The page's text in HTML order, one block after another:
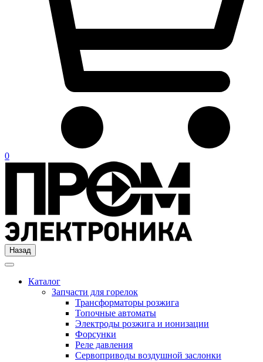
0
Назад
Каталог
Запчасти для горелок
Трансформаторы розжига
Топочные автоматы
Электроды розжига и ионизации
Форсунки
Реле давления
Сервоприводы воздушной заслонки